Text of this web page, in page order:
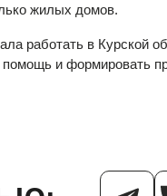
жилых домов.
работать в Курской
помощь и